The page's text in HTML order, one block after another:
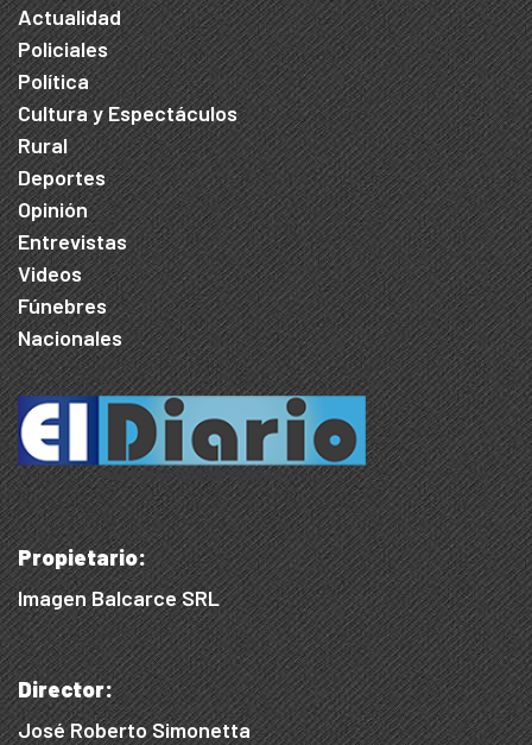
Actualidad
Policiales
Política
Cultura y Espectáculos
Rural
Deportes
Opinión
Entrevistas
Videos
Fúnebres
Nacionales
Propietario:
Imagen Balcarce SRL
Director:
José Roberto Simonetta